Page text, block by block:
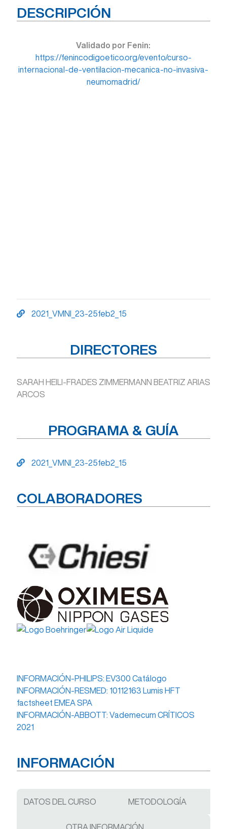
DESCRIPCIÓN
Validado por Fenin:
https://fenincodigoetico.org/evento/curso-
internacional-de-ventilacion-mecanica-no-invasiva-
neumomadrid/
2021_VMNI_23-25feb2_15
DIRECTORES
SARAH HEILI-FRADES ZIMMERMANN BEATRIZ ARIAS
ARCOS
PROGRAMA & GUÍA
2021_VMNI_23-25feb2_15
COLABORADORES
INFORMACIÓN-PHILIPS: EV300 Catálogo
INFORMACIÓN-RESMED: 10112163 Lumis HFT
factsheet EMEA SPA
INFORMACIÓN-ABBOTT: Vademecum CRÍTICOS
2021
INFORMACIÓN
DATOS DEL CURSO METODOLOGÍA
OTRA INFORMACIÓN